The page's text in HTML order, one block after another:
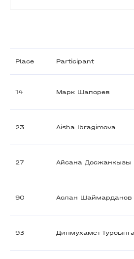
Place Participant
14 Марк Шапорев
23 Aisha Ibragimova
27 Айсана Досжанкызы
90 Аслан Шаймарданов
93 Динмухамет